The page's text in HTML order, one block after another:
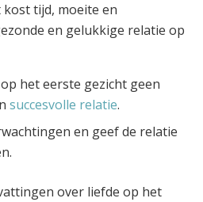
tijd, moeite en
en gelukkige relatie op
het eerste gezicht geen
succesvolle relatie.
en geef de relatie
over liefde op het